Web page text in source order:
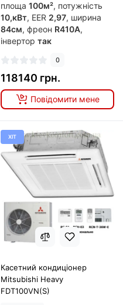
площа 100м², потужність
10,кВт, EER 2,97, ширина
84см, фреон R410A,
інвертор так
0
118140 грн.
Повідомити мене
ХІТ
Касетний кондиціонер
Mitsubishi Heavy
FDT100VN(S)